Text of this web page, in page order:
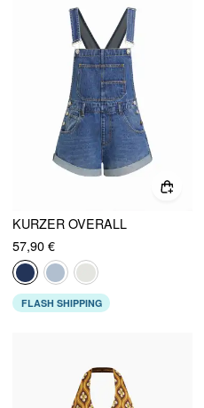
KURZER OVERALL
57,90 €
FLASH SHIPPING